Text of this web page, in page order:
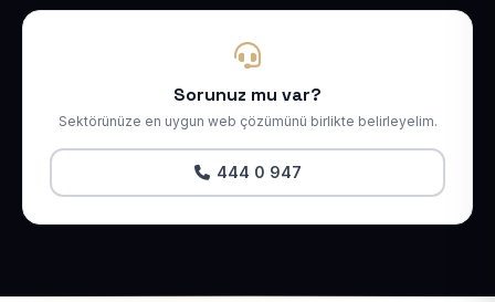
Sorunuz mu var?
Sektörünüze en uygun web çözümünü birlikte belirleyelim.
444 0 947